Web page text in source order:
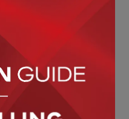
ZWILLING 德國雙人
可調節式研磨罐-象牙白
NT$1,200